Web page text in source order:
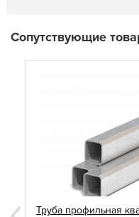
Сопутствующие
Труба профильная